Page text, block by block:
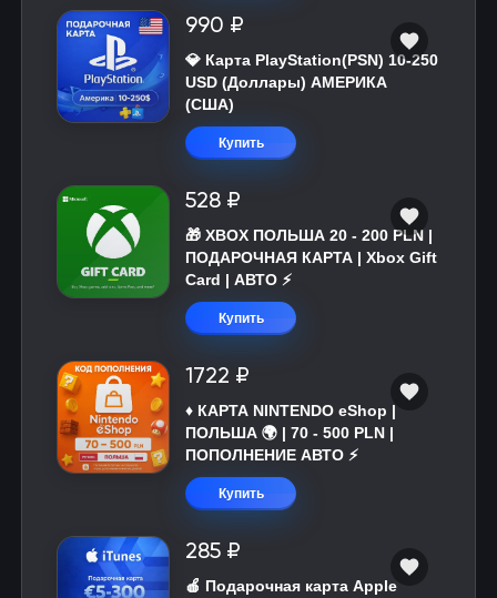
990 ₽
💎 Карта PlayStation(PSN) 10-250
USD (Доллары) АМЕРИКА
(США)
Купить
528 ₽
🎁 XBOX ПОЛЬША 20 - 200 PLN |
ПОДАРОЧНАЯ КАРТА | Xbox Gift
Card | АВТО ⚡
Купить
1722 ₽
♦️ КАРТА NINTENDO eShop |
ПОЛЬША 🌍 | 70 - 500 PLN |
ПОПОЛНЕНИЕ АВТО ⚡
Купить
285 ₽
🍎 Подарочная карта Apple